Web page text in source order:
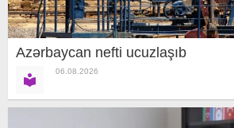
Azərbaycan nefti ucuzlaşıb
06.08.2026